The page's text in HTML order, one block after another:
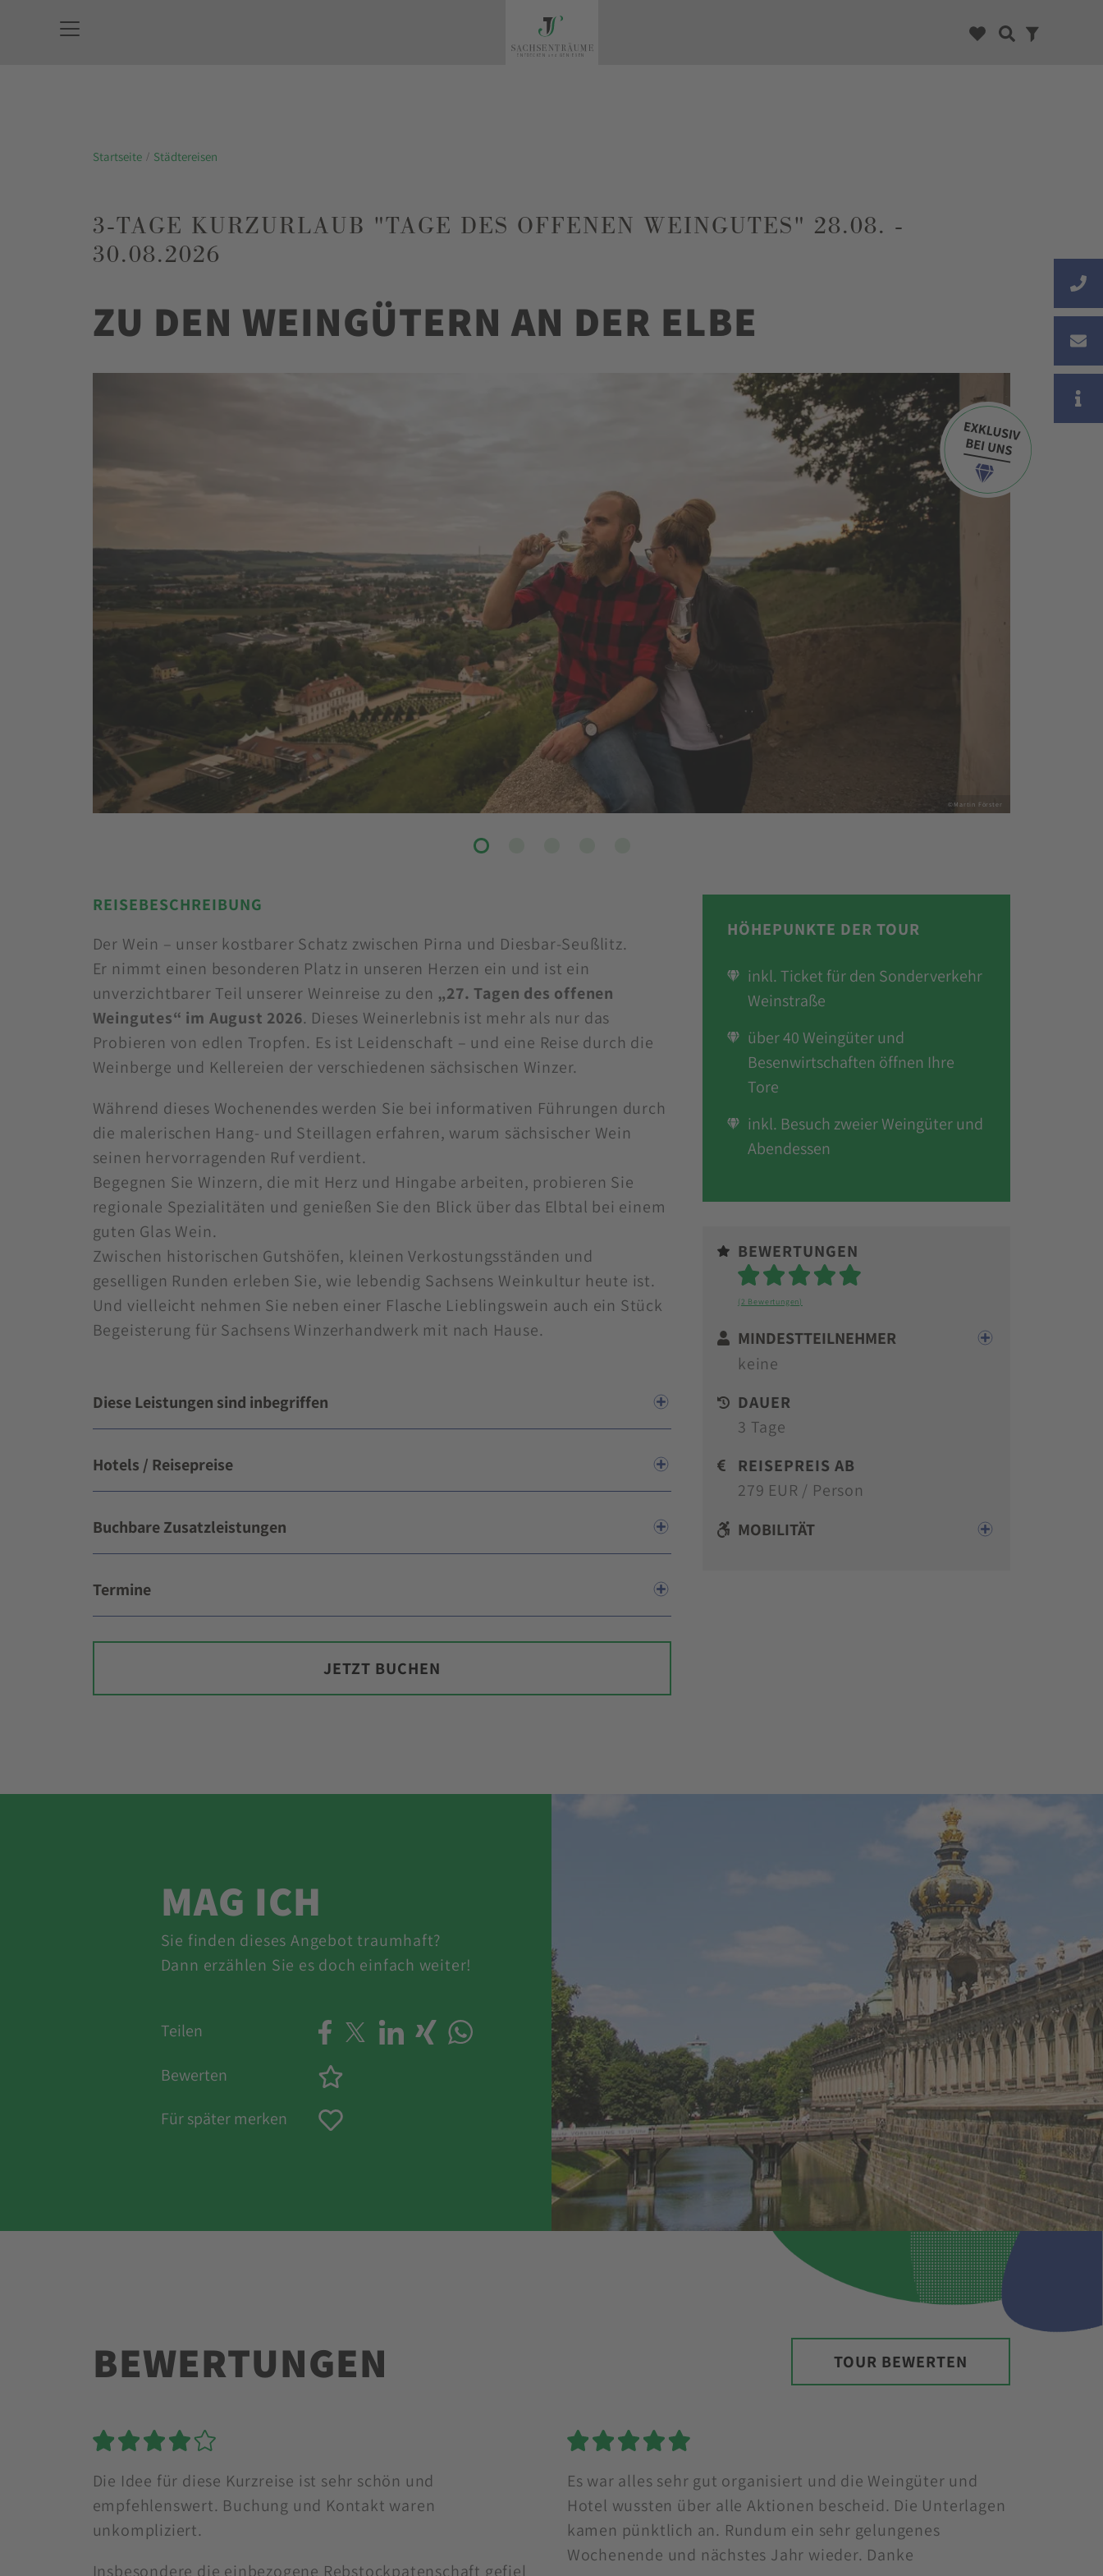
Startseite Städtereisen
3-TAGE KURZURLAUB "TAGE DES OFFENEN WEINGUTES" 28.08. -
30.08.2026
ZU DEN WEINGÜTERN AN DER ELBE
©Martin Förster
REISEBESCHREIBUNG
Der Wein – unser kostbarer Schatz zwischen Pirna und Diesbar-Seußlitz.
Er nimmt einen besonderen Platz in unseren Herzen ein und ist ein
unverzichtbarer Teil unserer Weinreise zu den „27. Tagen des offenen
Weingutes“ im August 2026. Dieses Weinerlebnis ist mehr als nur das
Probieren von edlen Tropfen. Es ist Leidenschaft – und eine Reise durch die
Weinberge und Kellereien der verschiedenen sächsischen Winzer.
Während dieses Wochenendes werden Sie bei informativen Führungen durch
die malerischen Hang- und Steillagen erfahren, warum sächsischer Wein
seinen hervorragenden Ruf verdient.
Begegnen Sie Winzern, die mit Herz und Hingabe arbeiten, probieren Sie
regionale Spezialitäten und genießen Sie den Blick über das Elbtal bei einem
guten Glas Wein.
Zwischen historischen Gutshöfen, kleinen Verkostungsständen und
geselligen Runden erleben Sie, wie lebendig Sachsens Weinkultur heute ist.
Und vielleicht nehmen Sie neben einer Flasche Lieblingswein auch ein Stück
Begeisterung für Sachsens Winzerhandwerk mit nach Hause.
Diese Leistungen sind inbegriffen
Hotels / Reisepreise
Buchbare Zusatzleistungen
Termine
JETZT BUCHEN
HÖHEPUNKTE DER TOUR
inkl. Ticket für den Sonderverkehr
Weinstraße
über 40 Weingüter und
Besenwirtschaften öffnen Ihre
Tore
inkl. Besuch zweier Weingüter und
Abendessen
BEWERTUNGEN
Sterne
(2 Bewertungen)
MINDESTTEILNEHMER
keine
DAUER
3 Tage
REISEPREIS AB
279 EUR / Person
MOBILITÄT
MAG ICH
Sie finden dieses Angebot traumhaft?
Dann erzählen Sie es doch einfach weiter!
Teilen
Bewerten
Für später merken
BEWERTUNGEN TOUR BEWERTEN
Die Idee für diese Kurzreise ist sehr schön und
empfehlenswert. Buchung und Kontakt waren
unkompliziert.
Insbesondere die einbezogene Rebstockpatenschaft gefiel
Es war alles sehr gut organisiert und die Weingüter und
Hotel wussten über alle Aktionen bescheid. Die Unterlagen
kamen pünktlich an. Rundum ein sehr gelungenes
Wochenende und nächstes Jahr wieder. Danke